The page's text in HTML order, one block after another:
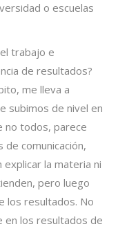
o escuelas
trabajo e
de resultados?
me lleva a
subimos de nivel en
no todos, parece
comunicación,
la materia ni
pero luego
los resultados. No
en los resultados de